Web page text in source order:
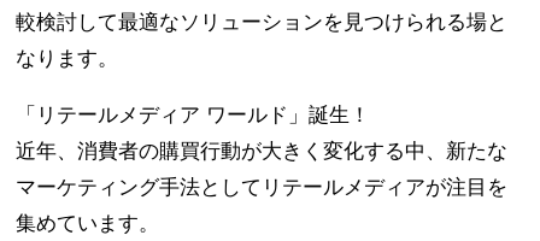
較検討して最適なソリューションを見つけられる場と
なります。
「リテールメディア ワールド」誕生！
近年、消費者の購買行動が大きく変化する中、新たな
マーケティング手法としてリテールメディアが注目を
集めています。